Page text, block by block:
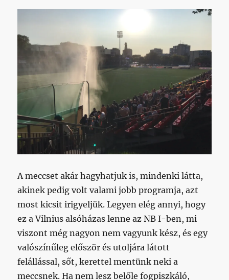
teljesítményét
című
bejegyzéshez
A meccset akár hagyhatjuk is, mindenki látta,
akinek pedig volt valami jobb programja, azt
most kicsit irigyeljük. Legyen elég annyi, hogy
ez a Vilnius alsóházas lenne az NB I-ben, mi
viszont még nagyon nem vagyunk kész, és egy
valószínűleg először és utoljára látott
felállással, sőt, kerettel mentünk neki a
meccsnek. Ha nem lesz belőle fogpiszkáló,